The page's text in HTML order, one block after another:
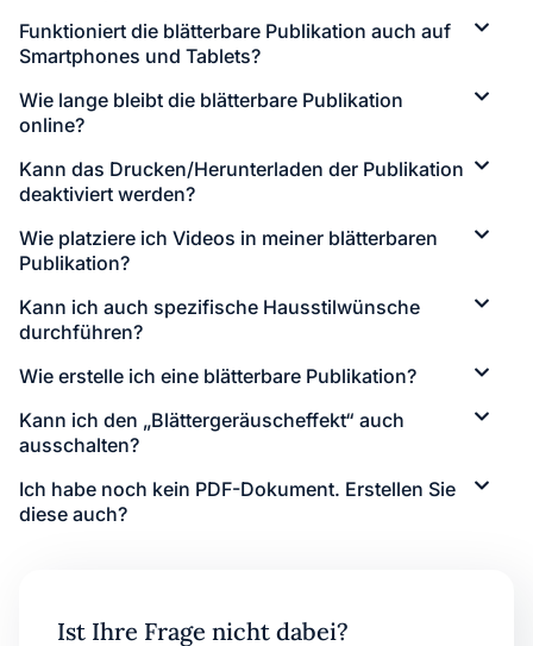
Funktioniert die blätterbare Publikation auch auf
Smartphones und Tablets?
Wie lange bleibt die blätterbare Publikation
online?
Kann das Drucken/Herunterladen der Publikation
deaktiviert werden?
Wie platziere ich Videos in meiner blätterbaren
Publikation?
Kann ich auch spezifische Hausstilwünsche
durchführen?
Wie erstelle ich eine blätterbare Publikation?
Kann ich den „Blättergeräuscheffekt“ auch
ausschalten?
Ich habe noch kein PDF-Dokument. Erstellen Sie
diese auch?
Ist Ihre Frage nicht dabei?